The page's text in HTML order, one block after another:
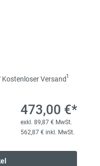
Kostenloser Versand1
473,00 €*
exkl. 89,87 € MwSt.
562,87 € inkl. MwSt.